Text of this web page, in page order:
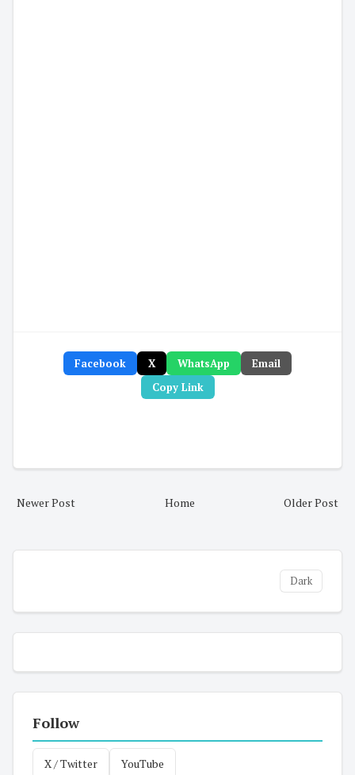
Facebook X WhatsApp
Email
Copy Link
Newer Post Older Post
Home
Dark
Follow
X / Twitter YouTube